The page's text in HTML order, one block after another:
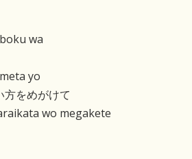
wa
yo
方をめがけて
wo megakete